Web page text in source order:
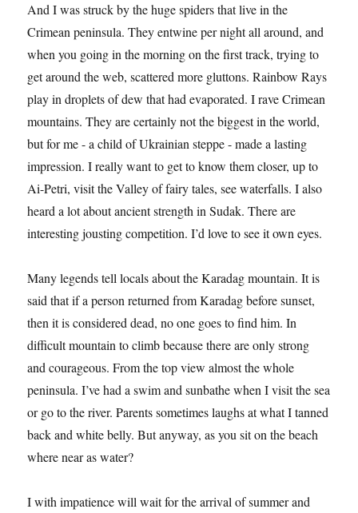
And I was struck by the huge spiders that live in the
Crimean peninsula. They entwine per night all around, and
when you going in the morning on the first track, trying to
get around the web, scattered more gluttons. Rainbow Rays
play in droplets of dew that had evaporated. I rave Crimean
mountains. They are certainly not the biggest in the world,
but for me - a child of Ukrainian steppe - made a lasting
impression. I really want to get to know them closer, up to
Ai-Petri, visit the Valley of fairy tales, see waterfalls. I also
heard a lot about ancient strength in Sudak. There are
interesting jousting competition. I’d love to see it own eyes.
Many legends tell locals about the Karadag mountain. It is
said that if a person returned from Karadag before sunset,
then it is considered dead, no one goes to find him. In
difficult mountain to climb because there are only strong
and courageous. From the top view almost the whole
peninsula. I’ve had a swim and sunbathe when I visit the sea
or go to the river. Parents sometimes laughs at what I tanned
back and white belly. But anyway, as you sit on the beach
where near as water?
I with impatience will wait for the arrival of summer and